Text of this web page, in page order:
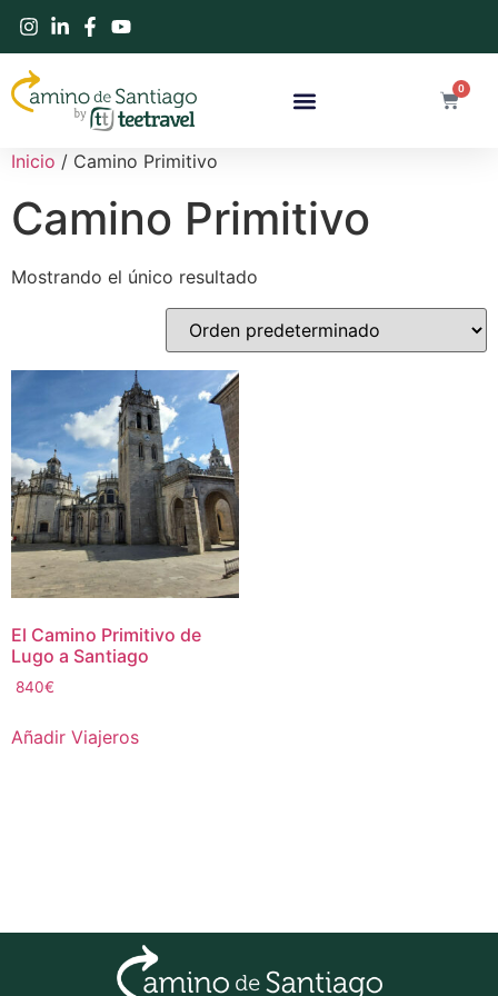
0
Inicio / Camino Primitivo
Camino Primitivo
Mostrando el único resultado
El Camino Primitivo de
Lugo a Santiago
840€
Añadir Viajeros